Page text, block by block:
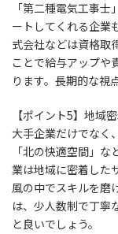
「第二種電気工事
ートしてくれる企業
式会社などは資格取
ことで給与アップや
ります。長期的な視
【ポイント5】地域
大手企業だけでなく
「北の快適空間」
業は地域に密着した
風の中でスキルを磨
は、少人数制で丁寧
と良いでしょう。